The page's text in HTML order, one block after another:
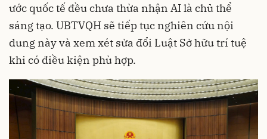
ước quốc tế đều chưa thừa nhận AI là chủ thể
sáng tạo. UBTVQH sẽ tiếp tục nghiên cứu nội
dung này và xem xét sửa đổi Luật Sở hữu trí tuệ
khi có điều kiện phù hợp.